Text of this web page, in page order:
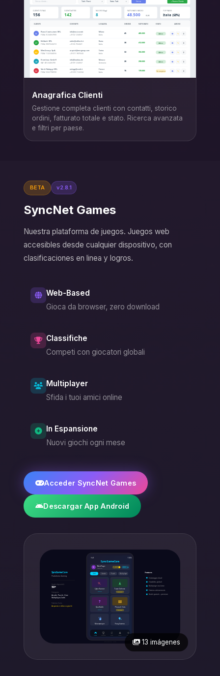
Anagrafica Clienti
Gestione completa clienti con contatti, storico
ordini, fatturato totale e stato. Ricerca avanzata
e filtri per paese.
BETA v2.8.1
SyncNet Games
Nuestra plataforma de juegos. Juegos web
accesibles desde cualquier dispositivo, con
clasificaciones en linea y logros.
Web-Based
Gioca da browser, zero download
Classifiche
Competi con giocatori globali
Multiplayer
Sfida i tuoi amici online
In Espansione
Nuovi giochi ogni mese
Acceder SyncNet Games
Descargar App Android
13 imágenes